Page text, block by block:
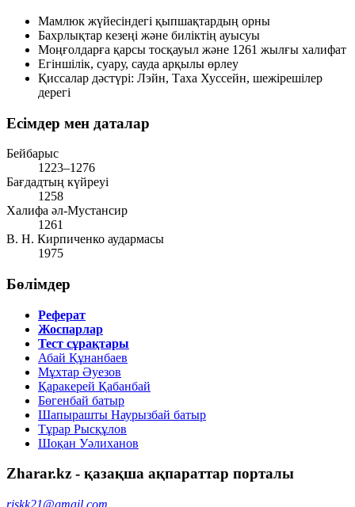
Мамлюк жүйесіндегі қыпшақтардың орны
Бахрлықтар кезеңі және биліктің ауысуы
Моңғолдарға қарсы тосқауыл және 1261 жылғы халифат
Егіншілік, суару, сауда арқылы өрлеу
Қиссалар дәстүрі: Лэйн, Таха Хуссейн, шежірешілер
дерегі
Есімдер мен даталар
Бейбарыс
1223–1276
Бағдадтың күйреуі
1258
Халифа әл-Мустансир
1261
В. Н. Кирпиченко аудармасы
1975
Бөлімдер
Реферат
Жоспарлар
Тест сұрақтары
Абай Құнанбаев
Мұхтар Әуезов
Қаракерей Қабанбай
Бөгенбай батыр
Шапырашты Наурызбай батыр
Тұрар Рысқұлов
Шоқан Уәлиханов
Zharar.kz - қазақша ақпараттар порталы